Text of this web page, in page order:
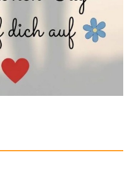
[5er...